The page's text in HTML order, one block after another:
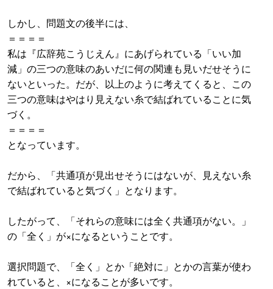
しかし、問題文の後半には、
＝＝＝＝
私は『広辞苑こうじえん』にあげられている「いい加
減」の三つの意味のあいだに何の関連も見いだせそうに
ないといった。だが、以上のように考えてくると、この
三つの意味はやはり見えない糸で結ばれていることに気
づく。
＝＝＝＝
となっています。
だから、「共通項が見出せそうにはないが、見えない糸
で結ばれていると気づく」となります。
したがって、「それらの意味には全く共通項がない。」
の「全く」が×になるということです。
選択問題で、「全く」とか「絶対に」とかの言葉が使わ
れていると、×になることが多いです。